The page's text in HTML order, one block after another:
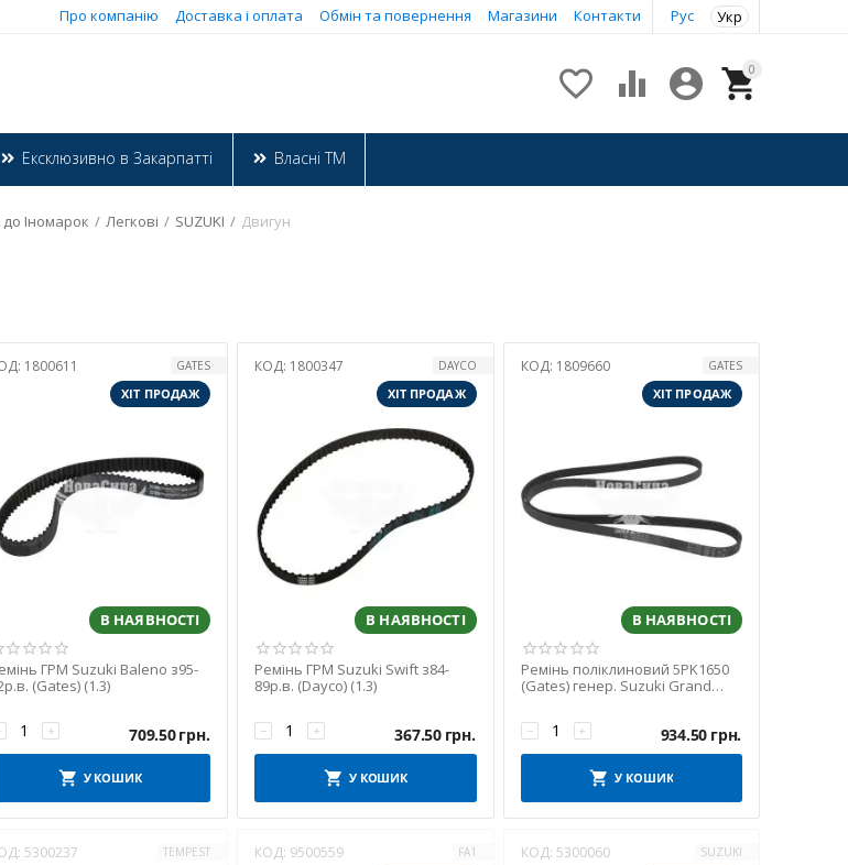
Рус Укр
Про компанію Доставка і оплата Обмін та повернення Магазини Контакти
0


 
Ексклюзивно в Закарпатті Власні ТМ
Іномарок / Легкові / SUZUKI / Двигун
1800611
GATES
ХІТ ПРОДАЖ
В НАЯВНОСТІ
ГРМ Suzuki Baleno з95-
(Gates) (1.3)
+ 709.50грн.
У КОШИК
КОД: 1800347
DAYCO
ХІТ ПРОДАЖ
В НАЯВНОСТІ
Ремінь ГРМ Suzuki Swift з84-
89р.в. (Dayco) (1.3)
+
− 367.50 грн.
У КОШИК
КОД: 1809660
GATES
ХІТ ПРОДАЖ
В НАЯВНОСТІ
Ремінь поліклиновий 5PK1650
(Gates) генер. Suzuki Grand
+
− 934.50 грн.
У КОШИК
5300237 TEMPEST КОД: 9500559
FA1
КОД: 5300060
SUZUKI